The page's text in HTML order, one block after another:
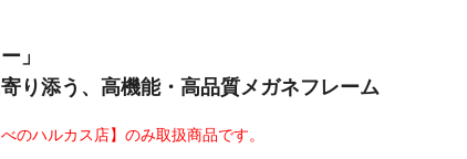
」
り添う、高機能・高品質メガネフレーム
のハルカス店】のみ取扱商品です。